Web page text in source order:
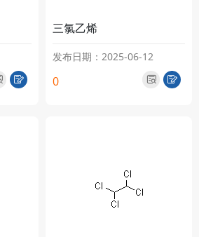
三氯乙烯
发布日期：2025-06-12
0